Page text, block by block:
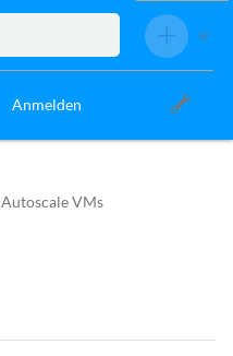
Anmelden
Autoscale VMs